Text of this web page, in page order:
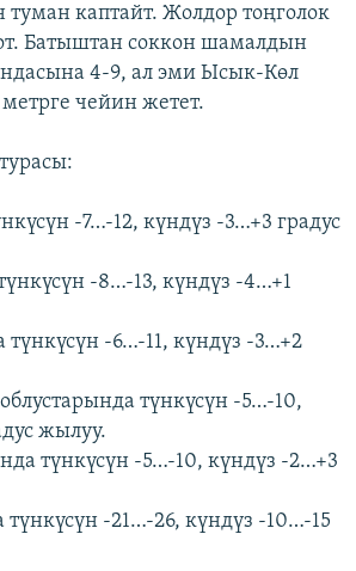
сайттары
каптайт. Жолдор тоңголок
Батыштан соккон шамалдын
4-9, ал эми Ысык-Көл
чейин жетет.
-7…-12, күндүз -3…+3 градус
-8…-13, күндүз -4…+1
түнкүсүн -6…-11, күндүз -3…+2
түнкүсүн -5…-10,
жылуу.
түнкүсүн -5…-10, күндүз -2…+3
-21…-26, күндүз -10…-15